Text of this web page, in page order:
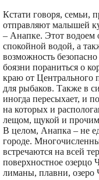
Кстати говоря, семьи,
отправляют малышей
– Анапке. Этот водоем
спокойной водой, а
возможность
боязни пораниться о
краю от Центрального
для рыбаков. Также в
иногда пересыхает, и
на которых и
лещом, щукой и
В целом, Анапка – не
городе.
встречаются на всей
поверхностное
лиманы, плавни, озеро